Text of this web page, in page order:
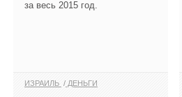
за весь 2015 год.
ИЗРАИЛЬ ДЕНЬГИ